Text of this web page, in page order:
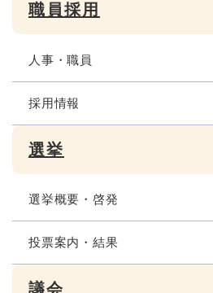
職員採用
人事・職員
採用情報
選挙
選挙概要・啓発
投票案内・結果
議会